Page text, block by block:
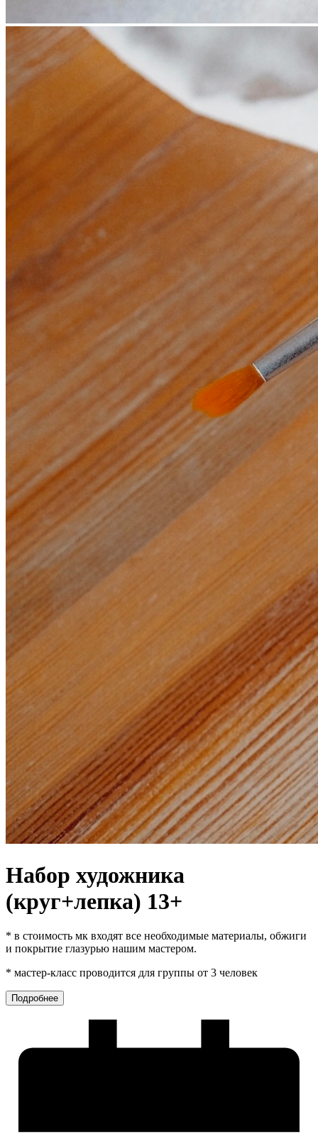
Набор художника
(круг+лепка) 13+
* в стоимость мк входят все необходимые материалы, обжиги
и покрытие глазурью нашим мастером.
* мастер-класс проводится для группы от 3 человек
Подробнее